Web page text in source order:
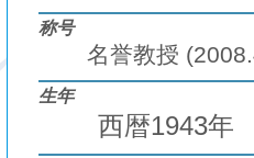
称号
名誉教授
生年
西暦1943年